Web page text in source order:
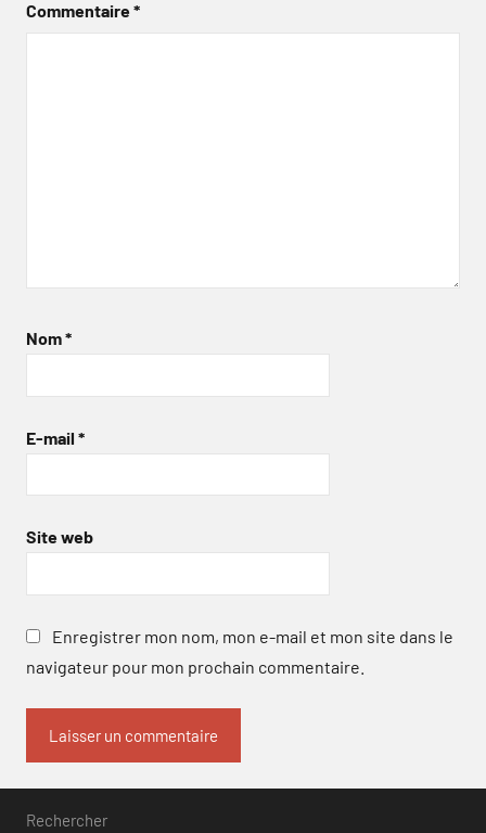
Commentaire*
Nom*
E-mail *
Site web
Enregistrer mon nom, mon e-mail et mon site dans le
navigateur pour mon prochain commentaire.
Rechercher